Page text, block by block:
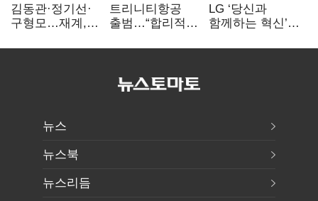
김동관·정기선·
구형모…재계,
전성시대
트리니티항공
출범…“합리적
서비스로 승부”
LG ‘당신과
함께하는 혁신’…
홈’ 비전 공개
뉴스
뉴스북
뉴스리듬